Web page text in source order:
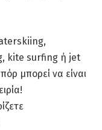
kite surfing ή jet
μπορεί να είναι